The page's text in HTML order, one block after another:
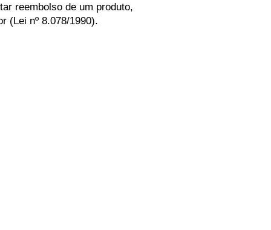
reembolso de um produto,
(Lei nº 8.078/1990).